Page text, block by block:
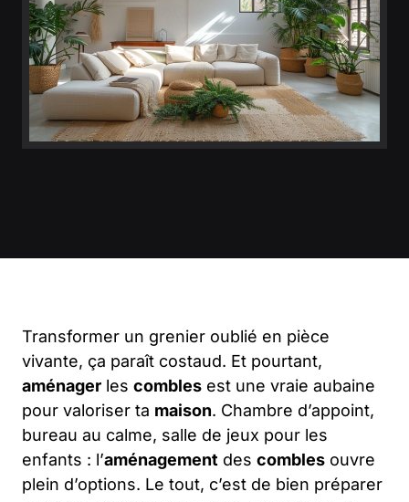
Transformer un grenier oublié en pièce
vivante, ça paraît costaud. Et pourtant,
aménager les combles est une vraie aubaine
pour valoriser ta maison. Chambre d’appoint,
bureau au calme, salle de jeux pour les
enfants : l’aménagement des combles ouvre
plein d’options. Le tout, c’est de bien préparer